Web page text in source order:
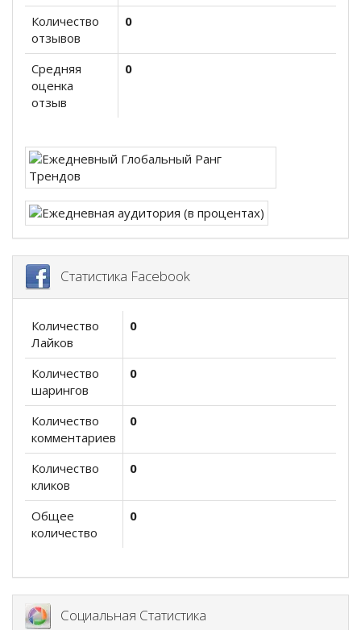
Количество
отзывов
0
Средняя
оценка
отзыв
0
Статистика Facebook
Количество
Лайков
0
Количество
шарингов
0
Количество
комментариев
0
Количество
кликов
0
Общее
количество
0
Социальная Статистика